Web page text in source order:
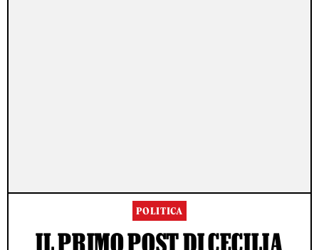
POLITICA
IL PRIMO POST DI CECILIA